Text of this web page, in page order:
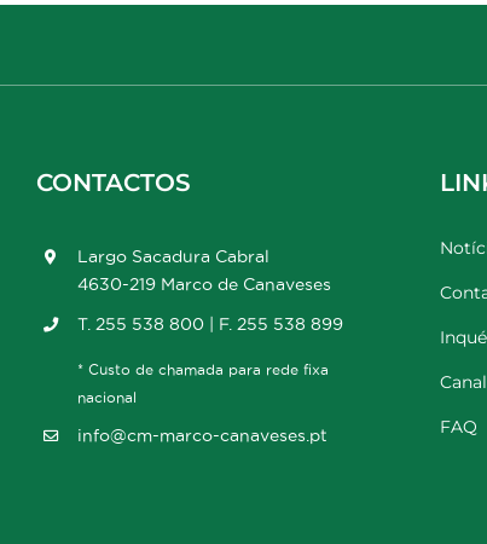
CONTACTOS
Largo Sacadura Cabral
4630-219 Marco de Canaveses
T. 255 538 800 | F. 255 538 899
* Custo de chamada para rede fixa
nacional
info@cm-marco-canaveses.pt FAQ